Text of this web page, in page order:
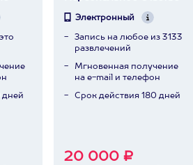
дней
Электронный
Запись на любое из 3133
развлечений
Мгновенная получение
на e-mail и телефон
Срок действия 180 дней
20 000 ₽